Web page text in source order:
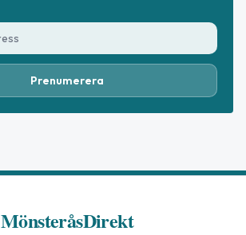
Prenumerera
MönsteråsDirekt